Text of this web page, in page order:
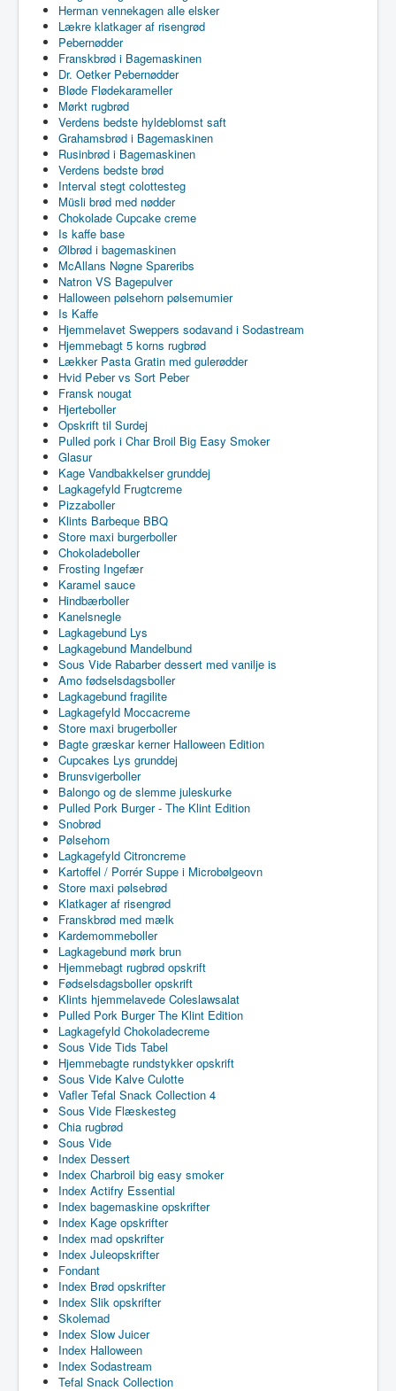
Herman vennekagen alle elsker
Lækre klatkager af risengrød
Pebernødder
Franskbrød i Bagemaskinen
Dr. Oetker Pebernødder
Bløde Flødekarameller
Mørkt rugbrød
Verdens bedste hyldeblomst saft
Grahamsbrød i Bagemaskinen
Rusinbrød i Bagemaskinen
Verdens bedste brød
Interval stegt colottesteg
Müsli brød med nødder
Chokolade Cupcake creme
Is kaffe base
Ølbrød i bagemaskinen
McAllans Nøgne Spareribs
Natron VS Bagepulver
Halloween pølsehorn pølsemumier
Is Kaffe
Hjemmelavet Sweppers sodavand i Sodastream
Hjemmebagt 5 korns rugbrød
Lækker Pasta Gratin med gulerødder
Hvid Peber vs Sort Peber
Fransk nougat
Hjerteboller
Opskrift til Surdej
Pulled pork i Char Broil Big Easy Smoker
Glasur
Kage Vandbakkelser grunddej
Lagkagefyld Frugtcreme
Pizzaboller
Klints Barbeque BBQ
Store maxi burgerboller
Chokoladeboller
Frosting Ingefær
Karamel sauce
Hindbærboller
Kanelsnegle
Lagkagebund Lys
Lagkagebund Mandelbund
Sous Vide Rabarber dessert med vanilje is
Amo fødselsdagsboller
Lagkagebund fragilite
Lagkagefyld Moccacreme
Store maxi brugerboller
Bagte græskar kerner Halloween Edition
Cupcakes Lys grunddej
Brunsvigerboller
Balongo og de slemme juleskurke
Pulled Pork Burger - The Klint Edition
Snobrød
Pølsehorn
Lagkagefyld Citroncreme
Kartoffel / Porrér Suppe i Microbølgeovn
Store maxi pølsebrød
Klatkager af risengrød
Franskbrød med mælk
Kardemommeboller
Lagkagebund mørk brun
Hjemmebagt rugbrød opskrift
Fødselsdagsboller opskrift
Klints hjemmelavede Coleslawsalat
Pulled Pork Burger The Klint Edition
Lagkagefyld Chokoladecreme
Sous Vide Tids Tabel
Hjemmebagte rundstykker opskrift
Sous Vide Kalve Culotte
Vafler Tefal Snack Collection 4
Sous Vide Flæskesteg
Chia rugbrød
Sous Vide
Index Dessert
Index Charbroil big easy smoker
Index Actifry Essential
Index bagemaskine opskrifter
Index Kage opskrifter
Index mad opskrifter
Index Juleopskrifter
Fondant
Index Brød opskrifter
Index Slik opskrifter
Skolemad
Index Slow Juicer
Index Halloween
Index Sodastream
Tefal Snack Collection